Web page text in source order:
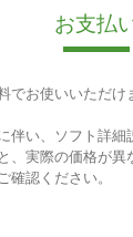
お支払
でお使いいただ
伴い、ソフト詳細
、実際の価格が異
確認ください。